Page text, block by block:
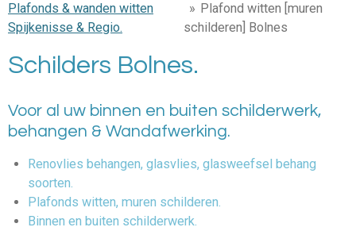
Plafonds & wanden witten
Spijkenisse & Regio.
» Plafond witten [muren
schilderen] Bolnes
Schilders Bolnes.
Voor al uw binnen en buiten schilderwerk,
behangen & Wandafwerking.
Renovlies behangen, glasvlies, glasweefsel behang
soorten.
Plafonds witten, muren schilderen.
Binnen en buiten schilderwerk.